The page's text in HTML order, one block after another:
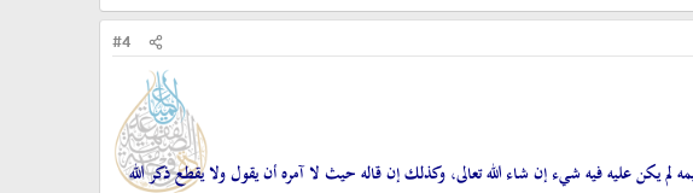
#4
لم يكن عليه فيه شيء إن شاء الله تعالى، وكذلك إن قاله حيث لا آمره أن يقول ولا يقطع ذكر الله